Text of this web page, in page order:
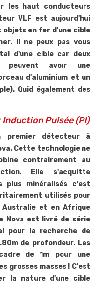
les haut conducteurs
VLF est aujourd'hui
en fer d'une cible
Il ne peux pas vous
d'une cible car deux
peuvent avoir une
d'aluminium et un
Quid également des
Pulsée (PI)
premier détecteur à
Cette technologie ne
contrairement au
Elle s'acquitte
plus minéralisés c'est
utilisés pour
et en Afrique
Nova est livré de série
pour la recherche de
de profondeur. Les
de 1m pour une
grosses masses ! C'est
la nature d'une cible